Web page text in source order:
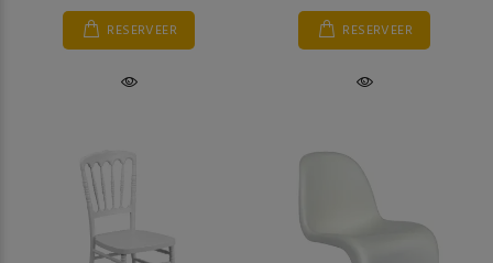
RESERVEER RESERVEER